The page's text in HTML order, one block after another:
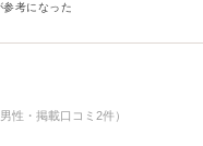
参考になった
性・掲載口コミ2件）